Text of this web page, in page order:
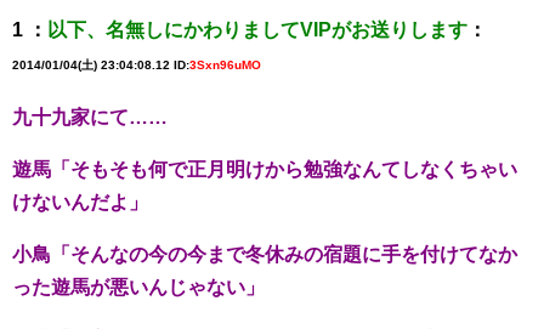
1 ： 以下、名無しにかわりましてVIPがお送りします ：
2014/01/04(土) 23:04:08.12 ID:3Sxn96uMO
九十九家にて……
遊馬「そもそも何で正月明けから勉強なんてしなくちゃい
けないんだよ」
小鳥「そんなの今の今まで冬休みの宿題に手を付けてなか
った遊馬が悪いんじゃない」